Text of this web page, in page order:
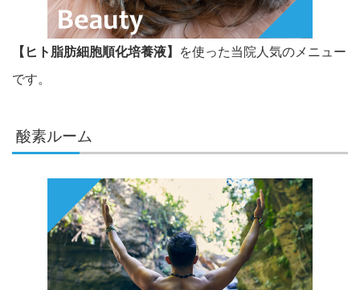
【ヒト脂肪細胞順化培養液】
を使った当院人気のメニュー
です。
酸素ルーム